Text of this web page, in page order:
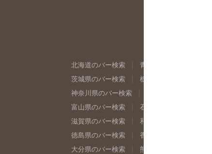
北海道のバー検索 青森県のバー検索
茨城県のバー検索
栃木県のバー検索
神奈川県のバー検索
富山県のバー検索
石川県のバー検索
滋賀県のバー検索
和歌山県のバー検索
徳島県のバー検索
香川県のバー検索
大分県のバー検索
熊本県のバー検索